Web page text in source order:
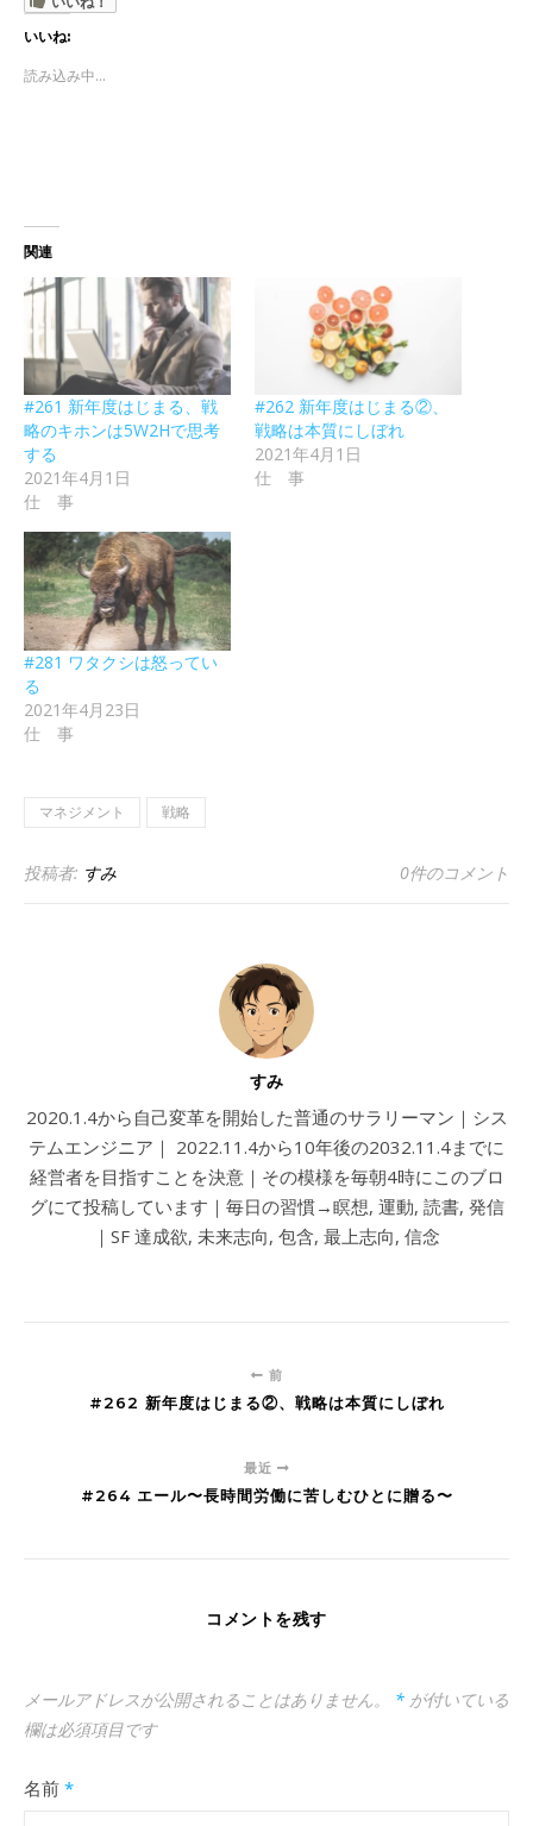
いいね:
読み込み中...
関連
#261 新年度はじまる、戦
略のキホンは5W2Hで思考
する
2021年4月1日
仕 事
#262 新年度はじまる②、
戦略は本質にしぼれ
2021年4月1日
仕 事
#281 ワタクシは怒ってい
る
2021年4月23日
仕 事
マネジメント 戦略
投稿者: すみ 0件のコメント
すみ
2020.1.4から自己変革を開始した普通のサラリーマン｜シス
テムエンジニア｜ 2022.11.4から10年後の2032.11.4までに
経営者を目指すことを決意｜その模様を毎朝4時にこのブロ
グにて投稿しています｜毎日の習慣→瞑想, 運動, 読書, 発信
｜SF 達成欲, 未来志向, 包含, 最上志向, 信念
前
#262 新年度はじまる②、戦略は本質にしぼれ
最近
#264 エール〜長時間労働に苦しむひとに贈る〜
コメントを残す
メールアドレスが公開されることはありません。 * が付いている
欄は必須項目です
名前 *